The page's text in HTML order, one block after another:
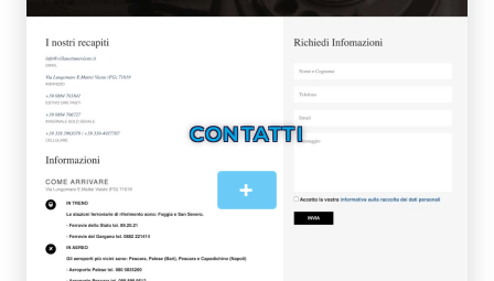
CONTATTI
+